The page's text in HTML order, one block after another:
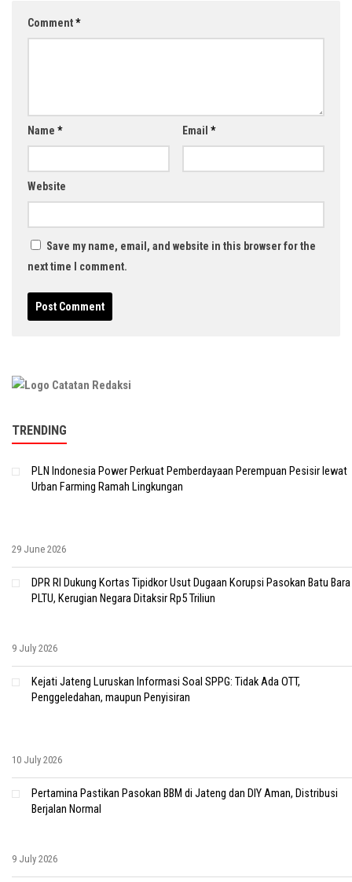
Comment*
Name * Email *
Website
Save my name, email, and website in this browser for the
next time I comment.
TRENDING
PLN Indonesia Power Perkuat Pemberdayaan Perempuan Pesisir lewat
Urban Farming Ramah Lingkungan
29 June 2026
DPR RI Dukung Kortas Tipidkor Usut Dugaan Korupsi Pasokan Batu Bara
PLTU, Kerugian Negara Ditaksir Rp5 Triliun
9 July 2026
Kejati Jateng Luruskan Informasi Soal SPPG: Tidak Ada OTT,
Penggeledahan, maupun Penyisiran
10 July 2026
Pertamina Pastikan Pasokan BBM di Jateng dan DIY Aman, Distribusi
Berjalan Normal
9 July 2026